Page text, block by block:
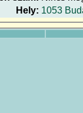
Hely: 1053